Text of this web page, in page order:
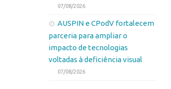
07/08/2026
AUSPIN e CPodV fortalecem
parceria para ampliar o
impacto de tecnologias
voltadas à deficiência visual
07/08/2026